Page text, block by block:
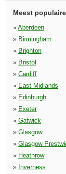
Meest
» Aberdeen
» Birmingham
» Brighton
» Bristol
» Cardiff
» East Midlands
» Edinburgh
» Exeter
» Gatwick
» Glasgow
» Glasgow
» Heathrow
» Inverness